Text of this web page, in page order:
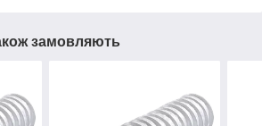
замовляють